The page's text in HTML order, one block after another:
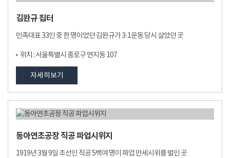
김완규 집터
민족대표 33인 중 한 명이었던 김완규가 3·1운동 당시 살았던 곳
위치 : 서울특별시 종로구 연지동 107
자세히보기
동아연초공장 직공 파업시위지
1919년 3월 9일 조선인 직공 5백여 명이 파업 만세시위를 벌인 곳